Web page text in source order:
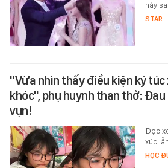
này
STAR -
"Vừa nhìn thấy điều kiện ký túc
khóc", phụ huynh than thở:
vụn!
Đọc
xúc
HỌC